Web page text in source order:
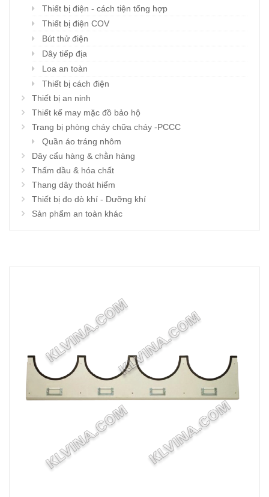
Thiết bị điện - cách tiện tổng hợp
Thiết bị điện COV
Bút thử điện
Dây tiếp địa
Loa an toàn
Thiết bị cách điện
Thiết bị an ninh
Thiết kế may mặc đồ bảo hộ
Trang bị phòng cháy chữa cháy -PCCC
Quần áo tráng nhôm
Dây cẩu hàng & chằn hàng
Thấm dầu & hóa chất
Thang dây thoát hiểm
Thiết bị đo dò khí - Dưỡng khí
Sản phẩm an toàn khác